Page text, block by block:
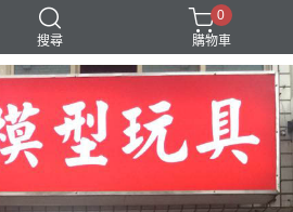
搜尋
0
購物車